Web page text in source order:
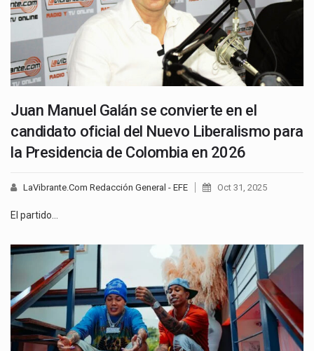
Juan Manuel Galán se convierte en el
candidato oficial del Nuevo Liberalismo para
la Presidencia de Colombia en 2026
LaVibrante.Com Redacción General - EFE Oct 31, 2025
El partido…